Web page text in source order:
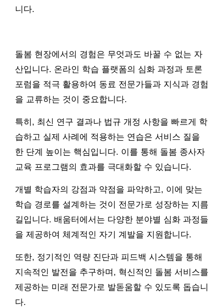
니다.
돌봄 현장에서의 경험은 무엇과도 바꿀 수 없는 자
산입니다. 온라인 학습 플랫폼의 심화 과정과 토론
포럼을 적극 활용하여 동료 전문가들과 지식과 경험
을 교류하는 것이 중요합니다.
특히, 최신 연구 결과나 법규 개정 사항을 빠르게 학
습하고 실제 사례에 적용하는 연습은 서비스 질을
한 단계 높이는 핵심입니다. 이를 통해 돌봄 종사자
교육 프로그램의 효과를 극대화할 수 있습니다.
개별 학습자의 강점과 약점을 파악하고, 이에 맞는
학습 경로를 설계하는 것이 전문가로 성장하는 지름
길입니다. 배움터에서는 다양한 분야별 심화 과정들
을 제공하여 체계적인 자기 계발을 지원합니다.
또한, 정기적인 역량 진단과 피드백 시스템을 통해
지속적인 발전을 추구하며, 혁신적인 돌봄 서비스를
제공하는 미래 전문가로 발돋움할 수 있도록 돕습니
다.